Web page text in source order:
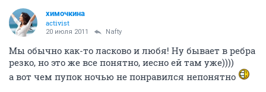
химочкина
activist
20 июля 2011 Nafty
Мы обычно как-то ласково и любя! Ну бывает в ребра
резко, но это же все понятно, иесно ей там уже))))
а вот чем пупок ночью не понравился непонятно